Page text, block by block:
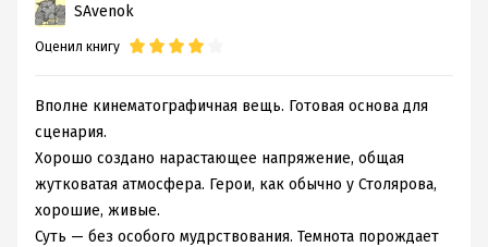
SAvenok
Оценил книгу
Вполне кинематографичная вещь. Готовая основа для
сценария.
Хорошо создано нарастающее напряжение, общая
жутковатая атмосфера. Герои, как обычно у Столярова,
хорошие, живые.
Суть — без особого мудрствования. Темнота порождает